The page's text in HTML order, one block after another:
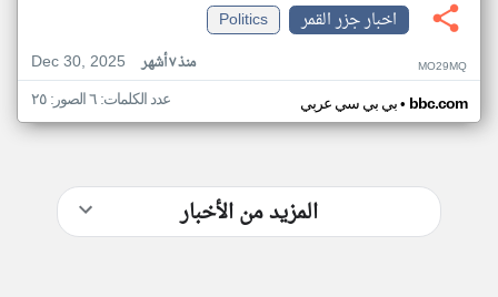
اخبار جزر القمر
Politics
Dec 30, 2025
منذ ٧ أشهر MO29MQ
بي بي سي عربي• bbc.com عدد الكلمات: ٦ الصور: ٢٥
المزيد من الأخبار